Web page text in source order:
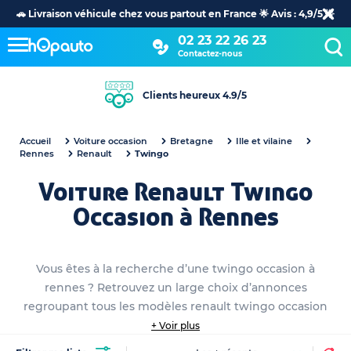
🚗 Livraison véhicule chez vous partout en France 🌟 Avis : 4,9/5 🌟
02 23 22 26 23
Contactez-nous
Clients heureux 4.9/5
Accueil Voiture occasion Bretagne
Ille et vilaine
Rennes
Renault Twingo
Voiture Renault Twingo
Occasion à Rennes
Vous êtes à la recherche d’une twingo occasion à
rennes ? Retrouvez un large choix d’annonces
regroupant tous les modèles renault twingo occasion
disponibles dans votre hOpauto Store à rennes.
Parcourez nos fiches véhicules détaillées de tous nos
+ Voir plus